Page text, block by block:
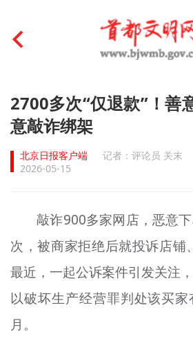
首页
文明创建
文明实践
未成年人思想道德建设
榜样人物
身边好人
文明评论
2700多次“仅退款”！善
意敲诈绑架
北京日报客户端
记者：评论员 关末
2026-05-15
敲诈900多家网店，恶意
次，被商家拒绝后就投诉店铺
最近，一起公诉案件引发关注
以破坏生产经营罪判处该买
月。